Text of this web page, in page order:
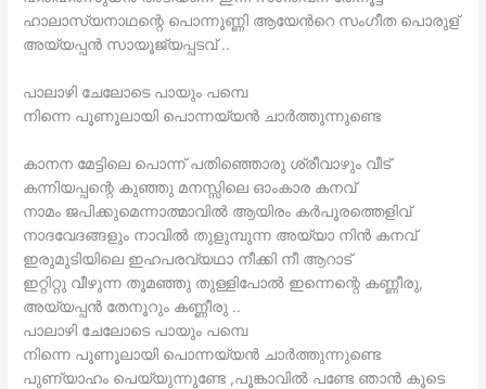
ഹാലാസ്യനാഥന്റെ പൊന്നുണ്ണി ആയേൻറെ സംഗീത പൊരുള്
അയ്യപ്പൻ സായൂജ്യപ്പടവ് ..
പാലാഴി ചേലോടെ പായും പമ്പെ
നിന്നെ പൂണൂലായി പൊന്നയ്യൻ ചാർത്തുന്നുണ്ടെ
കാനന മേട്ടിലെ പൊന്ന് പതിഞ്ഞൊരു ശ്രീവാഴും വീട്
കന്നിയപ്പന്റെ കുഞ്ഞു മനസ്സിലെ ഓംകാര കനവ്
നാമം ജപിക്കുമെന്നാത്മാവിൽ ആയിരം കർപൂരത്തെളിവ്
നാദവേദങ്ങളും നാവിൽ തുളുമ്പുന്ന അയ്യാ നിൻ കനവ്
ഇരുമുടിയിലെ ഇഹപരവ്യഥാ നീക്കി നീ ആറാട്
ഇറ്റിറ്റു വീഴുന്ന തൂമഞ്ഞു തുള്ളിപോൽ ഇന്നെന്റെ കണ്ണീരു,
അയ്യപ്പൻ തേനൂറും കണ്ണീരു ..
പാലാഴി ചേലോടെ പായും പമ്പെ
നിന്നെ പൂണൂലായി പൊന്നയ്യൻ ചാർത്തുന്നുണ്ടെ
പുണ്യാഹം പെയ്യുന്നുണ്ടേ ,പൂങ്കാവിൽ പണ്ടേ ഞാൻ കൂടെ